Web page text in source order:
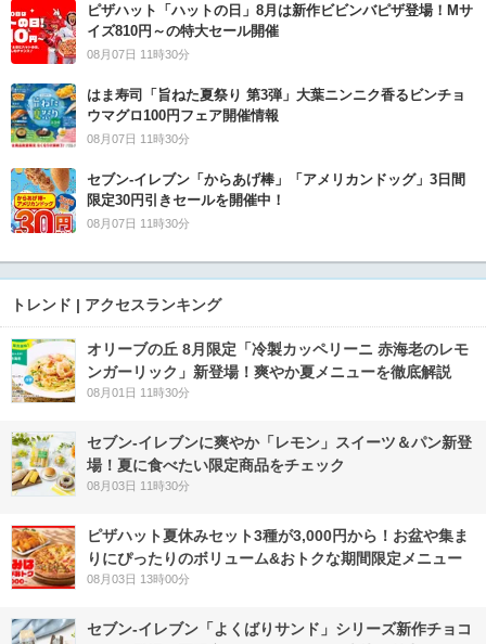
ピザハット「ハットの日」8月は新作ビビンバピザ登場！Mサ
イズ810円～の特大セール開催
08月07日 11時30分
はま寿司「旨ねた夏祭り 第3弾」大葉ニンニク香るビンチョ
ウマグロ100円フェア開催情報
08月07日 11時30分
セブン‐イレブン「からあげ棒」「アメリカンドッグ」3日間
限定30円引きセールを開催中！
08月07日 11時30分
トレンド | アクセスランキング
オリーブの丘 8月限定「冷製カッペリーニ 赤海老のレモ
ンガーリック」新登場！爽やか夏メニューを徹底解説
08月01日 11時30分
セブン‐イレブンに爽やか「レモン」スイーツ＆パン新登
場！夏に食べたい限定商品をチェック
08月03日 11時30分
ピザハット夏休みセット3種が3,000円から！お盆や集ま
りにぴったりのボリューム&おトクな期間限定メニュー
08月03日 13時00分
セブン‐イレブン「よくばりサンド」シリーズ新作チョコ